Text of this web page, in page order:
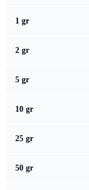
1 gr
2 gr
5 gr
10 gr
25 gr
50 gr